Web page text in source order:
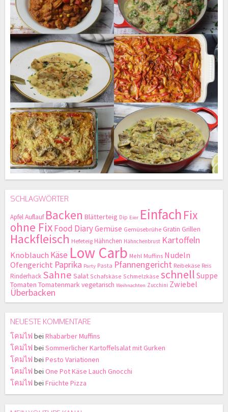
SCHLAGWÖRTER
ApfelAuflauf Backen Blätterteig Dip Eier Einfach Fix
ohne FixFood DiaryGemüse Gemüsebrühe Gratin Grillen
Hackfleisch Hefeteig Hähnchen Hähnchenbrust Kartoffeln
Knoblauch Käse Low Carb Mehl Muffins Nudeln
Ofengericht Paprika Party Pasta Pfannengericht Reibekäse Reis
Rinderhack Sahne Salat Schafskäse Schmelzkäse schnell Suppe
Tomaten Tomatenmarkvegetarisch Weihnachten Zucchini Zwiebel
Überbacken
NEUESTE KOMMENTARE
โคมไฟ bei Rhabarber Muffins
โคมไฟ bei Sommerlicher Kartoffelsalat mit Gurken
โคมไฟ bei Pesto Variationen
โคมไฟ bei One Pot Käse Lauch Gnocchi
โคมไฟ bei Früchte Pizza